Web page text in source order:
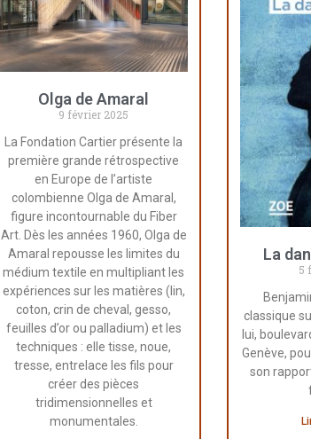
Olga de Amaral
9 février 2025
La Fondation Cartier présente la
première grande rétrospective
en Europe de l’artiste
colombienne Olga de Amaral,
figure incontournable du Fiber
Art. Dès les années 1960, Olga de
Amaral repousse les limites du
médium textile en multipliant les
expériences sur les matières (lin,
coton, crin de cheval, gesso,
feuilles d’or ou palladium) et les
techniques : elle tisse, noue,
tresse, entrelace les fils pour
créer des pièces
tridimensionnelles et
monumentales.
La
5
classique
lui,
Genève,
son